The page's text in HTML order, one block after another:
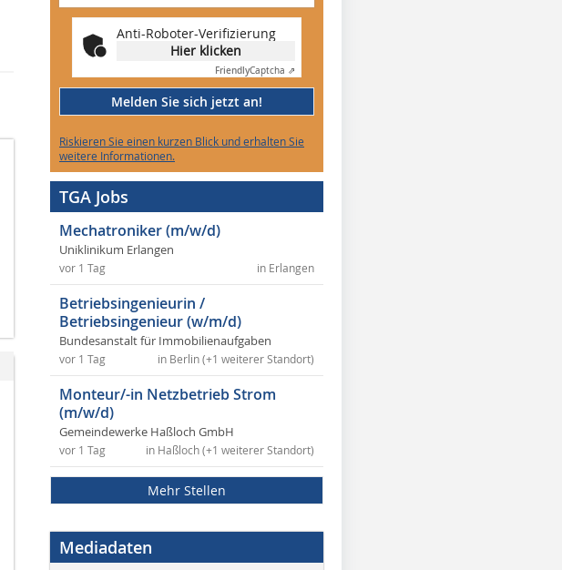
Anti-Roboter-Verifizierung
Hier klicken
FriendlyCaptcha ⇗
Melden Sie sich jetzt an!
Riskieren Sie einen kurzen Blick und erhalten Sie
weitere Informationen.
TGA Jobs
Mechatroniker (m/w/d)
Uniklinikum Erlangen
in Erlangen
vor 1 Tag
Betriebsingenieurin /
Betriebsingenieur (w/m/d)
Bundesanstalt für Immobilienaufgaben
in Berlin (+1 weiterer Standort)
vor 1 Tag
Monteur/-in Netzbetrieb Strom
(m/w/d)
Gemeindewerke Haßloch GmbH
in Haßloch (+1 weiterer Standort)
vor 1 Tag
Mehr Stellen
Mediadaten